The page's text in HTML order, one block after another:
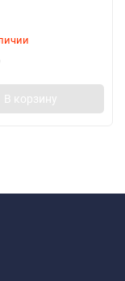
В корзину